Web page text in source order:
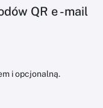
QR e -mail
i opcjonalną.